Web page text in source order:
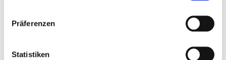
Präferenzen
Statistiken